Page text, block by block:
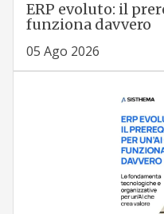
ERP evoluto: il
funziona davvero
05 Ago 2026